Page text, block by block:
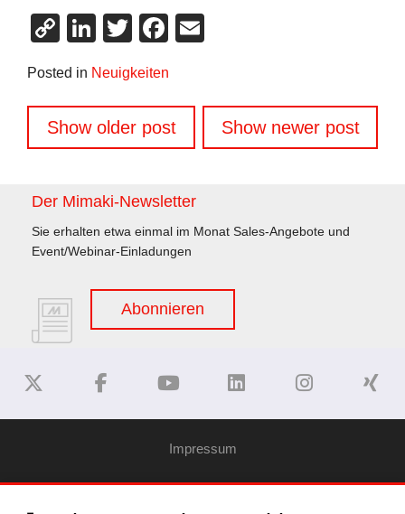
CopyLinkedIn
TwitterFacebook
Posted in Neuigkeiten
Beitragsnavigation
Show older post Show newer post
Der Mimaki-Newsletter
Sie erhalten etwa einmal im Monat Sales-Angebote und
Event/Webinar-Einladungen
Abonnieren
Impressum